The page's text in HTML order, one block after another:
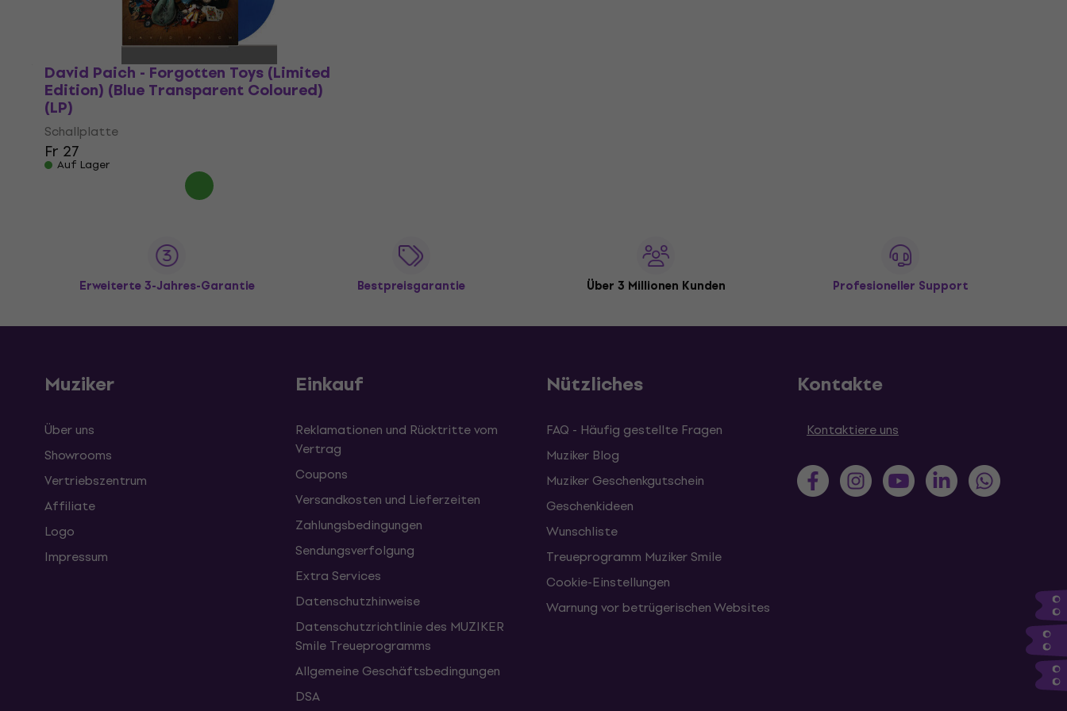
David Paich - Forgotten Toys (Limited
Edition) (Blue Transparent Coloured)
(LP)
Schallplatte
Fr 27
Auf Lager
Erweiterte 3-Jahres-Garantie Bestpreisgarantie Über 3 Millionen Kunden Profesioneller Support
Muziker
Über uns
Showrooms
Vertriebszentrum
Affiliate
Logo
Impressum
Einkauf
Reklamationen und Rücktritte vom
Vertrag
Coupons
Versandkosten und Lieferzeiten
Zahlungsbedingungen
Sendungsverfolgung
Extra Services
Datenschutzhinweise
Datenschutzrichtlinie des MUZIKER
Smile Treueprogramms
Allgemeine Geschäftsbedingungen
DSA
Nützliches
FAQ - Häufig gestellte Fragen
Muziker Blog
Muziker Geschenkgutschein
Geschenkideen
Wunschliste
Treueprogramm Muziker Smile
Cookie-Einstellungen
Warnung vor betrügerischen Websites
Kontakte
Kontaktiere uns